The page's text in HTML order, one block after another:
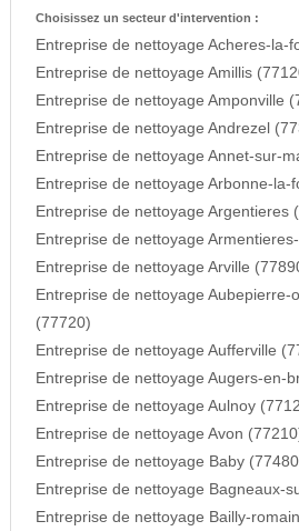
Choisissez un secteur d'intervention :
Entreprise de nettoyage Acheres-la-
Entreprise de nettoyage Amillis
Entreprise de nettoyage Amponville
Entreprise de nettoyage Andrezel
Entreprise de nettoyage Annet-sur-
Entreprise de nettoyage Arbonne-la-
Entreprise de nettoyage Argentieres
Entreprise de nettoyage
Entreprise de nettoyage Arville
Entreprise de nettoyage Aubepierre-
(77720)
Entreprise de nettoyage Aufferville
Entreprise de nettoyage Augers-en-
Entreprise de nettoyage Aulnoy
Entreprise de nettoyage Avon
Entreprise de nettoyage Baby
Entreprise de nettoyage Bagneaux-
Entreprise de nettoyage Bailly-